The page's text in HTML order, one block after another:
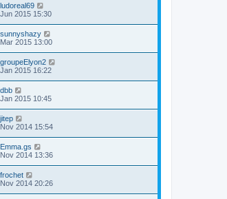
ludoreal69
2015 15:30
sunnyshazy
2015 13:00
groupeElyon2
2015 16:22
dbb
2015 10:45
jitep
2014 15:54
Emma.gs
2014 13:36
frochet
2014 20:26